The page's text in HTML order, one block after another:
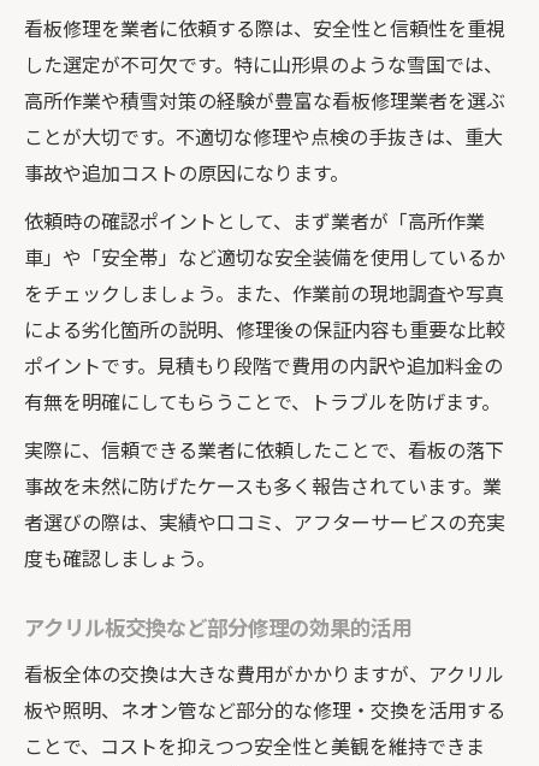
看板修理を業者に依頼する際は、安全性と信頼性を重視
した選定が不可欠です。特に山形県のような雪国では、
高所作業や積雪対策の経験が豊富な看板修理業者を選ぶ
ことが大切です。不適切な修理や点検の手抜きは、重大
事故や追加コストの原因になります。
依頼時の確認ポイントとして、まず業者が「高所作業
車」や「安全帯」など適切な安全装備を使用しているか
をチェックしましょう。また、作業前の現地調査や写真
による劣化箇所の説明、修理後の保証内容も重要な比較
ポイントです。見積もり段階で費用の内訳や追加料金の
有無を明確にしてもらうことで、トラブルを防げます。
実際に、信頼できる業者に依頼したことで、看板の落下
事故を未然に防げたケースも多く報告されています。業
者選びの際は、実績や口コミ、アフターサービスの充実
度も確認しましょう。
アクリル板交換など部分修理の効果的活用
看板全体の交換は大きな費用がかかりますが、アクリル
板や照明、ネオン管など部分的な修理・交換を活用する
ことで、コストを抑えつつ安全性と美観を維持できま